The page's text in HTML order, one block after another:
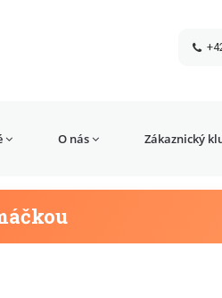
O nás Zákaznický